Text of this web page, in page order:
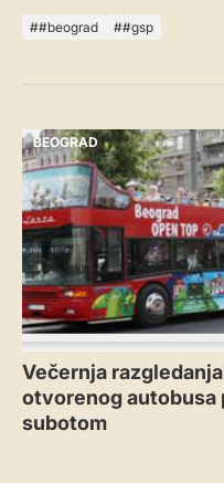
#beograd #gsp
BEOGRAD
Večernja
otvorenog autobusa
subotom